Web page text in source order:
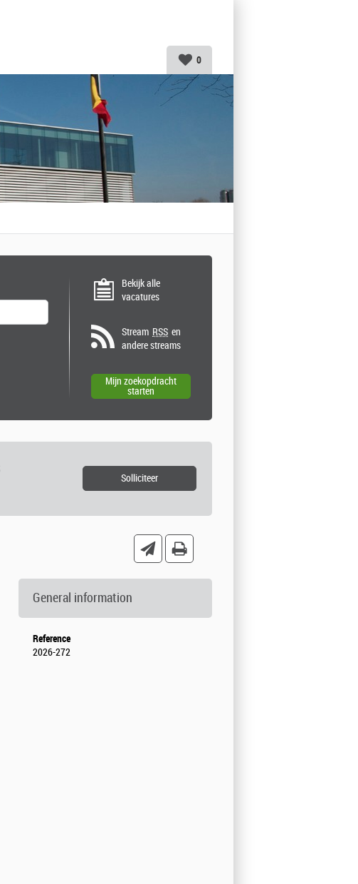
0
Bekijk alle
vacatures
Stream RSS en
andere streams
General information
Reference
2026-272